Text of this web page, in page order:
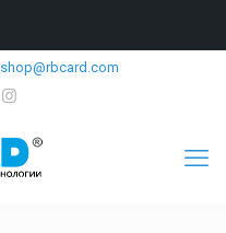
shop@rbcard.com